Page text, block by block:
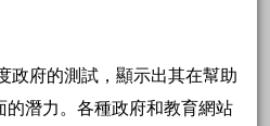
政府的測試，顯示出其在幫助
潛力。各種政府和教育網站